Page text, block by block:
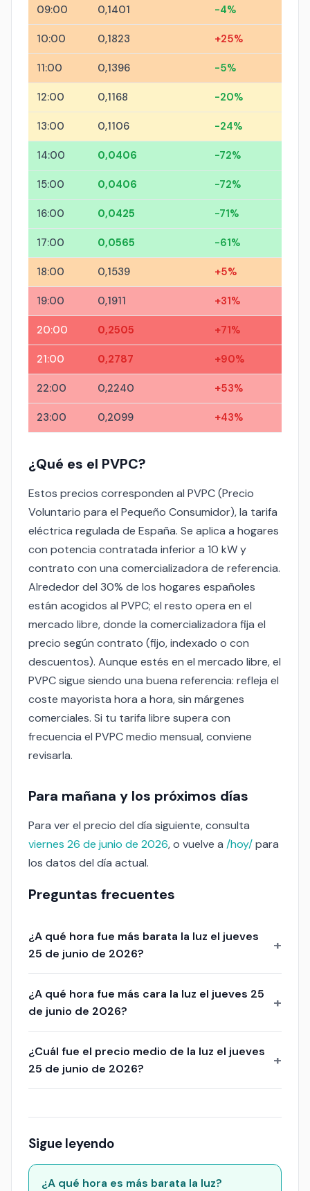
09:00 0,1401 -4%
10:00 0,1823 +25%
11:00 0,1396 -5%
12:00 0,1168 -20%
13:00 0,1106 -24%
14:00 0,0406 -72%
15:00 0,0406 -72%
16:00 0,0425 -71%
17:00 0,0565 -61%
18:00 0,1539 +5%
19:00 0,1911 +31%
20:00 0,2505 +71%
21:00 0,2787 +90%
22:00 0,2240 +53%
23:00 0,2099 +43%
¿Qué es el PVPC?
Estos precios corresponden al PVPC (Precio
Voluntario para el Pequeño Consumidor), la tarifa
eléctrica regulada de España. Se aplica a hogares
con potencia contratada inferior a 10 kW y
contrato con una comercializadora de referencia.
Alrededor del 30% de los hogares españoles
están acogidos al PVPC; el resto opera en el
mercado libre, donde la comercializadora fija el
precio según contrato (fijo, indexado o con
descuentos). Aunque estés en el mercado libre, el
PVPC sigue siendo una buena referencia: refleja el
coste mayorista hora a hora, sin márgenes
comerciales. Si tu tarifa libre supera con
frecuencia el PVPC medio mensual, conviene
revisarla.
Para mañana y los próximos días
Para ver el precio del día siguiente, consulta
viernes 26 de junio de 2026, o vuelve a /hoy/para
los datos del día actual.
Preguntas frecuentes
¿A qué hora fue más barata la luz el jueves
25 de junio de 2026?
¿A qué hora fue más cara la luz el jueves 25
de junio de 2026?
¿Cuál fue el precio medio de la luz el jueves
25 de junio de 2026?
Sigue leyendo
¿A qué hora es más barata la luz?